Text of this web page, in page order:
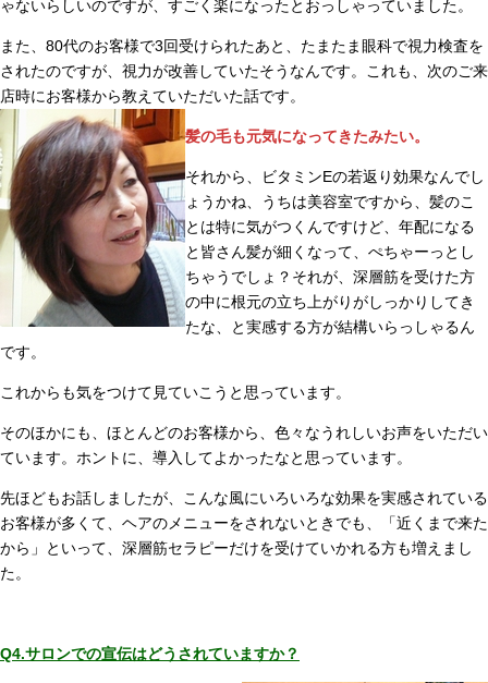
ゃないらしいのですが、すごく楽になったとおっしゃっていました。
また、80代のお客様で3回受けられたあと、たまたま眼科で視力検査を
されたのですが、視力が改善していたそうなんです。これも、次のご来
店時にお客様から教えていただいた話です。
髪の毛も元気になってきたみたい。
それから、ビタミンEの若返り効果なんでし
ょうかね、うちは美容室ですから、髪のこ
とは特に気がつくんですけど、年配になる
と皆さん髪が細くなって、ぺちゃーっとし
ちゃうでしょ？それが、深層筋を受けた方
の中に根元の立ち上がりがしっかりしてき
たな、と実感する方が結構いらっしゃるん
です。
これからも気をつけて見ていこうと思っています。
そのほかにも、ほとんどのお客様から、色々なうれしいお声をいただい
ています。ホントに、導入してよかったなと思っています。
先ほどもお話しましたが、こんな風にいろいろな効果を実感されている
お客様が多くて、ヘアのメニューをされないときでも、「近くまで来た
から」といって、深層筋セラピーだけを受けていかれる方も増えまし
た。
Q4.サロンでの宣伝はどうされていますか？